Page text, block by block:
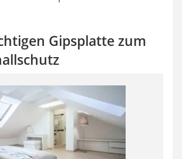
Gipsplatte zum